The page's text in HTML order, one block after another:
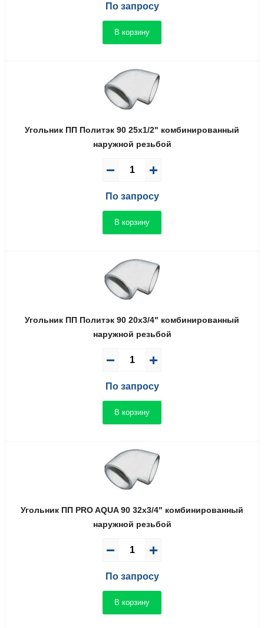
По запросу
В корзину
Угольник ПП Политэк 90 25x1/2" комбинированный
наружной резьбой
По запросу
В корзину
Угольник ПП Политэк 90 20x3/4" комбинированный
наружной резьбой
По запросу
В корзину
Угольник ПП PRO AQUA 90 32x3/4" комбинированный
наружной резьбой
По запросу
В корзину